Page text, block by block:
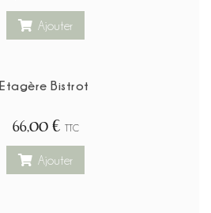
Ajouter
Etagère Bistrot
66,00 € TTC
Ajouter